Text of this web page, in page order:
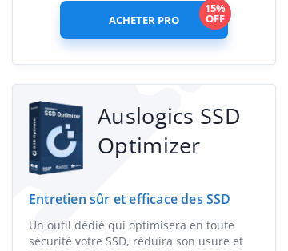
ACHETER PRO
15%
OFF
Auslogics SSD
Optimizer
Entretien sûr et efficace des SSD
Un outil dédié qui optimisera en toute
sécurité votre SSD, réduira son usure et